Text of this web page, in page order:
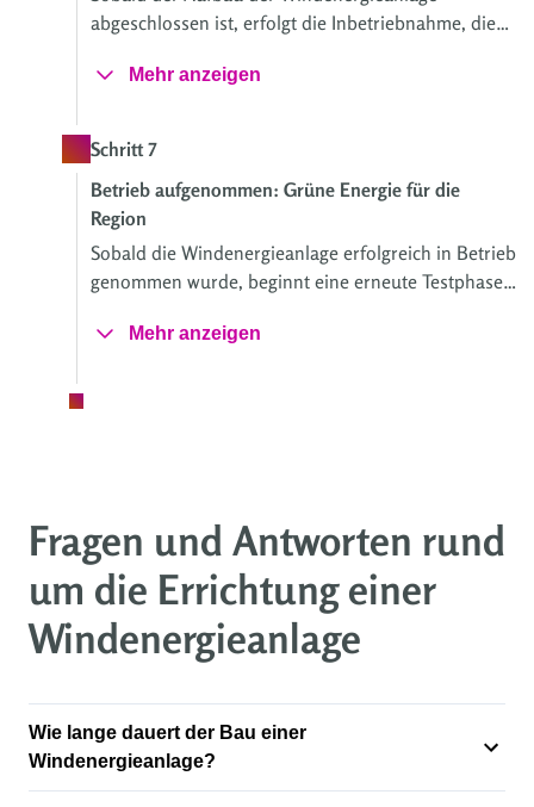
abgeschlossen ist, erfolgt die Inbetriebnahme, die
Mehr anzeigen
Schritt 7
Betrieb aufgenommen: Grüne Energie für die
Region
Sobald die Windenergieanlage erfolgreich in Betrieb
genommen wurde, beginnt eine erneute Testphase.
um sicherzustellen, dass sie störungsfrei läuft und
Mehr anzeigen
Fragen und Antworten rund
um die Errichtung einer
Windenergieanlage
Wie lange dauert der Bau einer
Windenergieanlage?